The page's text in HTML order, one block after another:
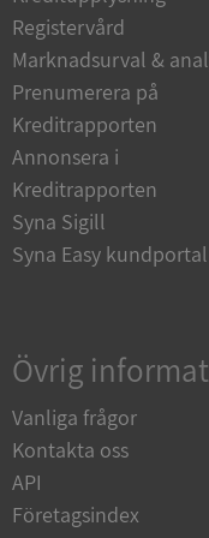
Registervård
Marknadsurval &
Prenumerera på
Kreditrapporten
Annonsera i
Kreditrapporten
Syna Sigill
Syna Easy kundportal
Övrig
Vanliga frågor
Kontakta oss
API
Företagsindex
Strikt
och
användas
Namn
Privacy Policy